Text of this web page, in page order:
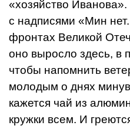
«хозяйство Иванова».
с надписями «Мин
фронтах Великой
оно выросло здесь, в
чтобы напомнить
молодым о днях
кажется чай из
кружки всем. И